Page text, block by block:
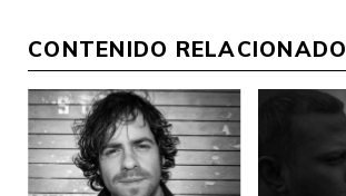
CONTENIDO RELACIONADO